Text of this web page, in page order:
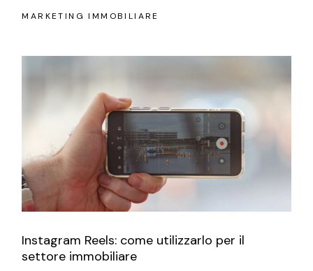
MARKETING IMMOBILIARE
Instagram Reels: come utilizzarlo per il
settore immobiliare